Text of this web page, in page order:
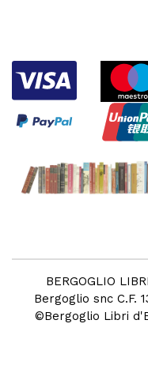
BERGOGLIO
Bergoglio snc C.F.
©Bergoglio Libri